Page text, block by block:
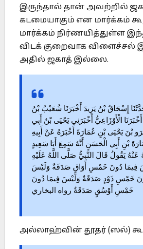
இருந்தால் தான் அவற்றில்
கடமையாகும் என மார்க்கம்
மார்க்கம் நிர்ணயித்துள்ள
விடக் குறைவாக விளைச்சல்
அதில் ஜகாத் இல்லை.
إِسْحَاقُ بْنُ يَزِيدَ أَخْبَرَنَا شُعَيْبُ بْنُ
الْأَوْزَاعِيُّ أَخْبَرَنِي يَحْيَى بْنُ أَبِي
بْنَ يَحْيَى بْنِ عُمَارَةَ أَخْبَرَهُ عَنْ أَبِيهِ
بْنِ أَبِي الْحَسَنِ أَنَّهُ سَمِعَ أَبَا سَعِيدٍ
يَقُولُ قَالَ النَّبِيُّ صَلَّى اللَّهُ عَلَيْهِ
فِيمَا دُونَ خَمْسِ أَوَاقٍ صَدَقَةٌ وَلَيْسَ
خَمْسِ ذَوْدٍ صَدَقَةٌ وَلَيْسَ فِيمَا دُونَ
خَمْسِ أَوْسُقٍ صَدَقَةٌ رواه البخاري
அல்லாஹ்வின் தூதர் (ஸல்)